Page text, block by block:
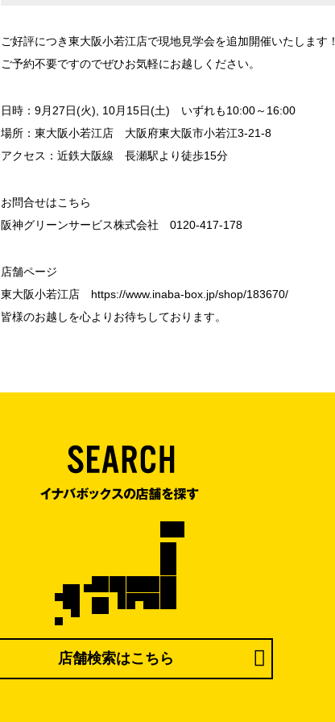
ご好評につき東大阪小若江店で現地見学会を追加開催いたします！
ご予約不要ですのでぜひお気軽にお越しください。
日時：9月27日(火), 10月15日(土) いずれも10:00～16:00
場所：東大阪小若江店 大阪府東大阪市小若江3-21-8
アクセス：近鉄大阪線 長瀬駅より徒歩15分
お問合せはこちら
阪神グリーンサービス株式会社 0120-417-178
店舗ページ
東大阪小若江店 https://www.inaba-box.jp/shop/183670/
皆様のお越しを心よりお待ちしております。
店舗検索はこちら